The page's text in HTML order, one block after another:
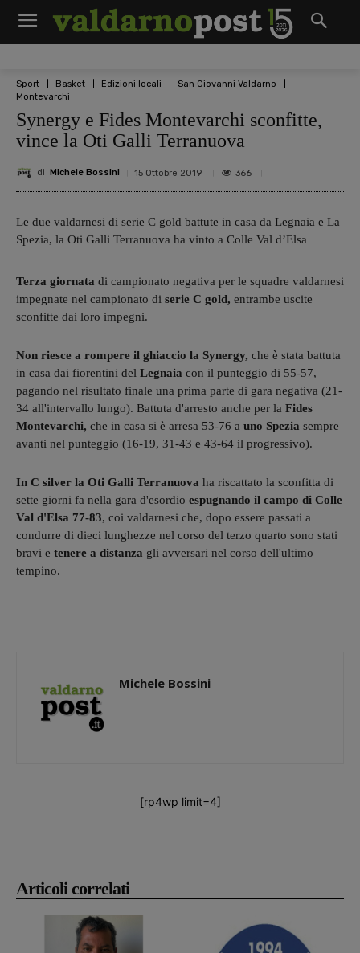
Sport Basket Edizioni locali
San Giovanni Valdarno
Montevarchi
Synergy e Fides Montevarchi sconfitte,
vince la Oti Galli Terranuova
di Michele Bossini 15 Ottobre 2019 366
Articoli correlati
Le due valdarnesi di serie C gold battute in casa da Legnaia e La
Spezia, la Oti Galli Terranuova ha vinto a Colle Val d’Elsa
Terza giornata di campionato negativa per le squadre valdarnesi
impegnate nel campionato di serie C gold, entrambe uscite
sconfitte dai loro impegni.
Non riesce a rompere il ghiaccio la Synergy, che è stata battuta
in casa dai fiorentini del Legnaia con il punteggio di 55-57,
pagando nel risultato finale una prima parte di gara negativa (21-
34 all'intervallo lungo). Battuta d'arresto anche per la Fides
Montevarchi, che in casa si è arresa 53-76 a uno Spezia sempre
avanti nel punteggio (16-19, 31-43 e 43-64 il progressivo).
In C silver la Oti Galli Terranuova ha riscattato la sconfitta di
sette giorni fa nella gara d'esordio espugnando il campo di Colle
Val d'Elsa 77-83, coi valdarnesi che, dopo essere passati a
condurre di dieci lunghezze nel corso del terzo quarto sono stati
bravi e tenere a distanza gli avversari nel corso dell'ultimo
tempino.
Michele Bossini
[rp4wp limit=4]